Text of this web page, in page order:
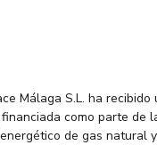
Málaga S.L. ha
como parte de
de gas natural